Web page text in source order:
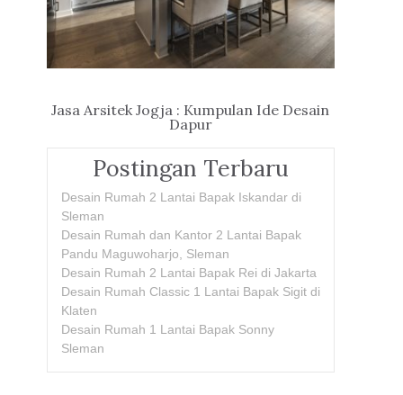
Jasa Arsitek Jogja : Kumpulan Ide Desain
Dapur
Postingan Terbaru
Desain Rumah 2 Lantai Bapak Iskandar di
Sleman
Desain Rumah dan Kantor 2 Lantai Bapak
Pandu Maguwoharjo, Sleman
Desain Rumah 2 Lantai Bapak Rei di Jakarta
Desain Rumah Classic 1 Lantai Bapak Sigit di
Klaten
Desain Rumah 1 Lantai Bapak Sonny
Sleman